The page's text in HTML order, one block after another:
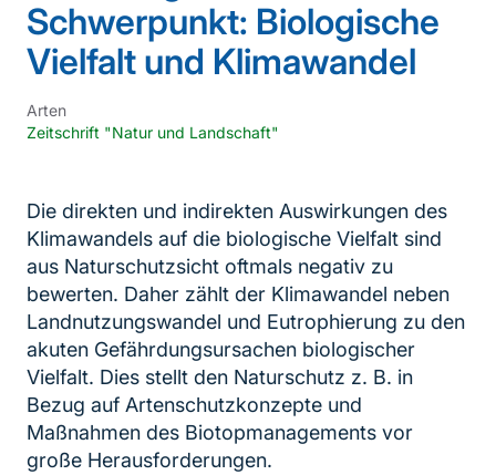
Schwerpunkt: Biologische
Vielfalt und Klimawandel
Arten
Zeitschrift "Natur und Landschaft"
Die direkten und indirekten Auswirkungen des
Klimawandels auf die biologische Vielfalt sind
aus Naturschutzsicht oftmals negativ zu
bewerten. Daher zählt der Klimawandel neben
Landnutzungswandel und Eutrophierung zu den
akuten Gefährdungsursachen biologischer
Vielfalt. Dies stellt den Naturschutz z. B. in
Bezug auf Artenschutzkonzepte und
Maßnahmen des Biotopmanagements vor
große Herausforderungen.